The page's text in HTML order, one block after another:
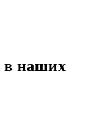
в наших